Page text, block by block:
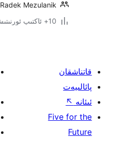
Radek Mezulanik
10+ ئاكتىپ ئورنىتىش
قاتناشقان
پائالىيەت
ئىئانە ↖
Five for the
Future